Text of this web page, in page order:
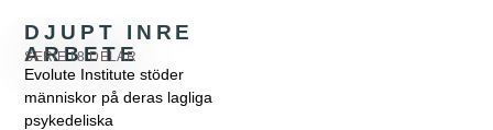
DJUPT INRE
ARBETE
SERIE I 8 DELAR
Evolute Institute stöder
människor på deras lagliga
psykedeliska